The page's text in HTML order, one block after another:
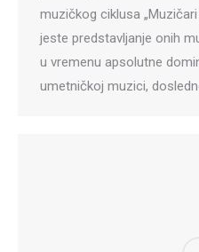
muzičkog ciklusa
jeste predstavljanje onih
u vremenu apsolutne
umetničkoj muzici,